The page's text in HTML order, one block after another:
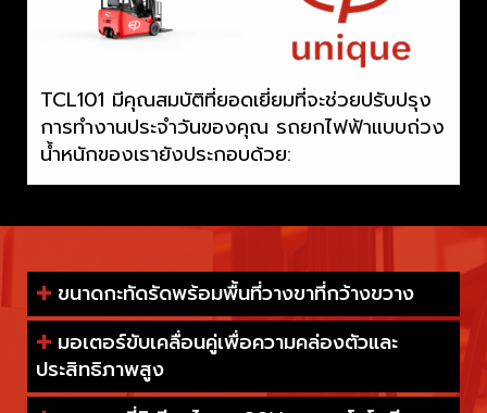
TCL101 มีคุณสมบัติที่ยอดเยี่ยมที่จะช่วยปรับปรุง
การทำงานประจำวันของคุณ รถยกไฟฟ้าแบบถ่วง
น้ำหนักของเรายังประกอบด้วย:
✚ ขนาดกะทัดรัดพร้อมพื้นที่วางขาที่กว้างขวาง
✚ มอเตอร์ขับเคลื่อนคู่เพื่อความคล่องตัวและ
ประสิทธิภาพสูง